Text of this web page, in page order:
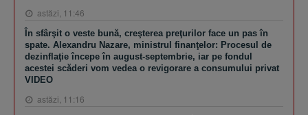
astăzi, 11:46
În sfârşit o veste bună, creşterea preţurilor face un pas în
spate. Alexandru Nazare, ministrul finanţelor: Procesul de
dezinflaţie începe în august-septembrie, iar pe fondul
acestei scăderi vom vedea o revigorare a consumului privat
VIDEO
astăzi, 11:16